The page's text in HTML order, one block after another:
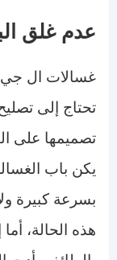
عدم غلق
غسالات ال جي
تصميمها على
يكن باب
بسرعة كبيرة
هذه الحالة،